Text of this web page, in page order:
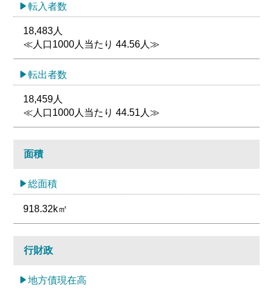
転入者数
18,483人
≪人口1000人当たり 44.56人≫
転出者数
18,459人
≪人口1000人当たり 44.51人≫
面積
総面積
918.32k㎡
行財政
地方債現在高